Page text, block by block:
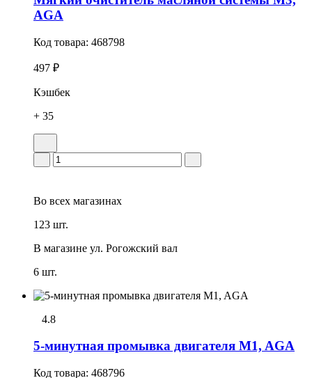
AGA
Код товара: 468798
497 ₽
Кэшбек
+ 35
Во всех магазинах
123 шт.
В магазине ул. Рогожский вал
6 шт.
4.8
5-минутная промывка двигателя M1, AGA
Код товара: 468796